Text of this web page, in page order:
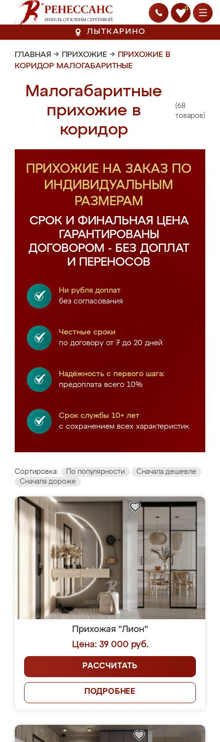
0
ЛЫТКАРИНО
ГЛАВНАЯ → ПРИХОЖИЕ → ПРИХОЖИЕ В
КОРИДОР МАЛОГАБАРИТНЫЕ
Малогабаритные
прихожие в
коридор
(68
товаров)
ПРИХОЖИЕ НА ЗАКАЗ ПО
ИНДИВИДУАЛЬНЫМ
РАЗМЕРАМ
СРОК И ФИНАЛЬНАЯ ЦЕНА
ГАРАНТИРОВАНЫ
ДОГОВОРОМ - БЕЗ ДОПЛАТ
И ПЕРЕНОСОВ
Ни рубля доплат
без согласования
Честные сроки
по договору от 7 до 20 дней
Надёжность с первого шага:
предоплата всего 10%
Срок службы 10+ лет
с сохранением всех характеристик
Сортировка: По популярности
Сначала дешевле
Сначала дороже
Прихожая "Лион"
Цена: 39 000 руб.
РАССЧИТАТЬ
ПОДРОБНЕЕ